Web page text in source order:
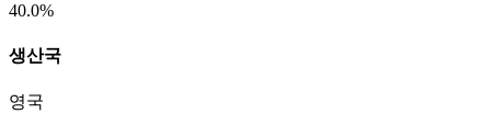
40.0%
생산국
영국